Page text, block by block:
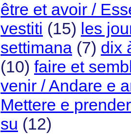
être et avoir /
vestiti (15) les
settimana (7) dix
(10) faire et
venir / Andare e
Mettere e
su (12)